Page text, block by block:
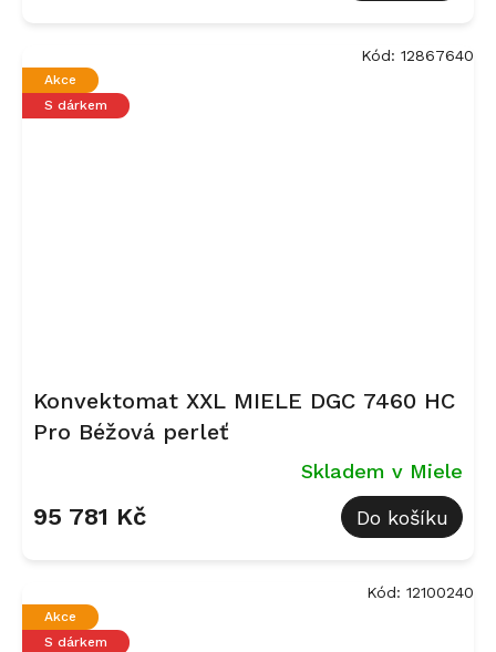
Akce
S dárkem
Konvektomat XXL MIELE DGC 7460 HC
Pro Béžová perleť
Skladem v Miele
95 781 Kč Do košíku
Kód: 12867640
Akce
S dárkem
Kód: 12100240